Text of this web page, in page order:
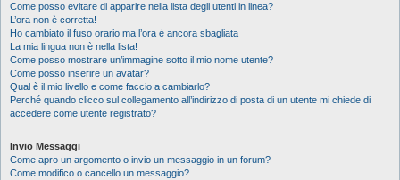
Come posso evitare di apparire nella lista degli utenti in linea?
L’ora non è corretta!
Ho cambiato il fuso orario ma l’ora è ancora sbagliata
La mia lingua non è nella lista!
Come posso mostrare un’immagine sotto il mio nome utente?
Come posso inserire un avatar?
Qual è il mio livello e come faccio a cambiarlo?
Perché quando clicco sul collegamento all’indirizzo di posta di un utente mi chiede di
accedere come utente registrato?
Invio Messaggi
Come apro un argomento o invio un messaggio in un forum?
Come modifico o cancello un messaggio?